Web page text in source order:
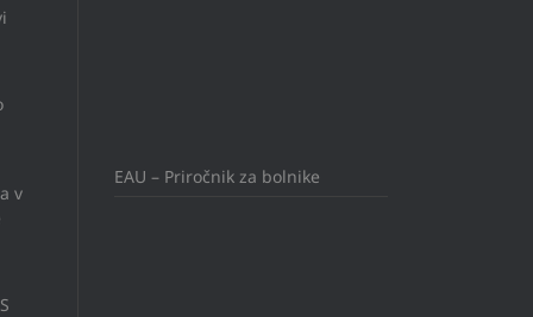
v
EAU – Priročnik za bolnike